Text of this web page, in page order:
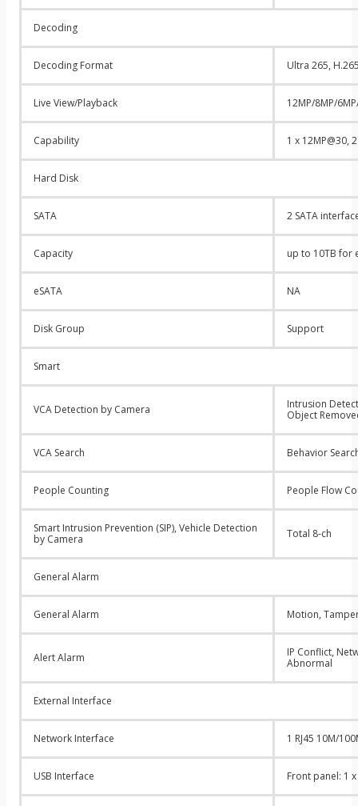
Decoding
Decoding Format Ultra 265,
Live View/Playback 12MP/8MP/
Capability 1 x 12MP@30,
Hard Disk
SATA 2 SATA
Capacity up to 10TB for
eSATA NA
Disk Group Support
Smart
VCA Detection by Camera
Intrusion
Object
VCA Search Behavior
People Counting People Flow
Smart Intrusion Prevention (SIP), Vehicle Detection
by Camera
Total 8-ch
General Alarm
General Alarm Motion,
Alert Alarm
IP Conflict,
Abnormal
External Interface
Network Interface 1 RJ45 10M/
USB Interface Front panel: 1